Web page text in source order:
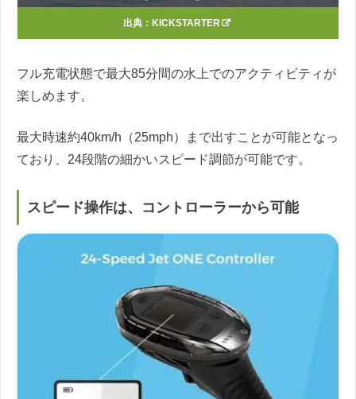
出典： KICKSTARTER
フル充電状態で最大85分間の水上でのアクティビティが
楽しめます。
最大時速約40km/h（25mph）まで出すことが可能となっ
ており、24段階の細かいスピード調節が可能です。
スピード操作は、コントローラーから可能